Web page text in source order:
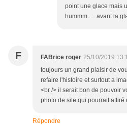
point une glace mais
hummm..... avant la
F FABrice roger 25/10/2019
toujours un grand plaisir de
refaire l'histoire et surtout a
<br /> il serait bon de pouvoir
photo de site qui pourrait attiré
Répondre